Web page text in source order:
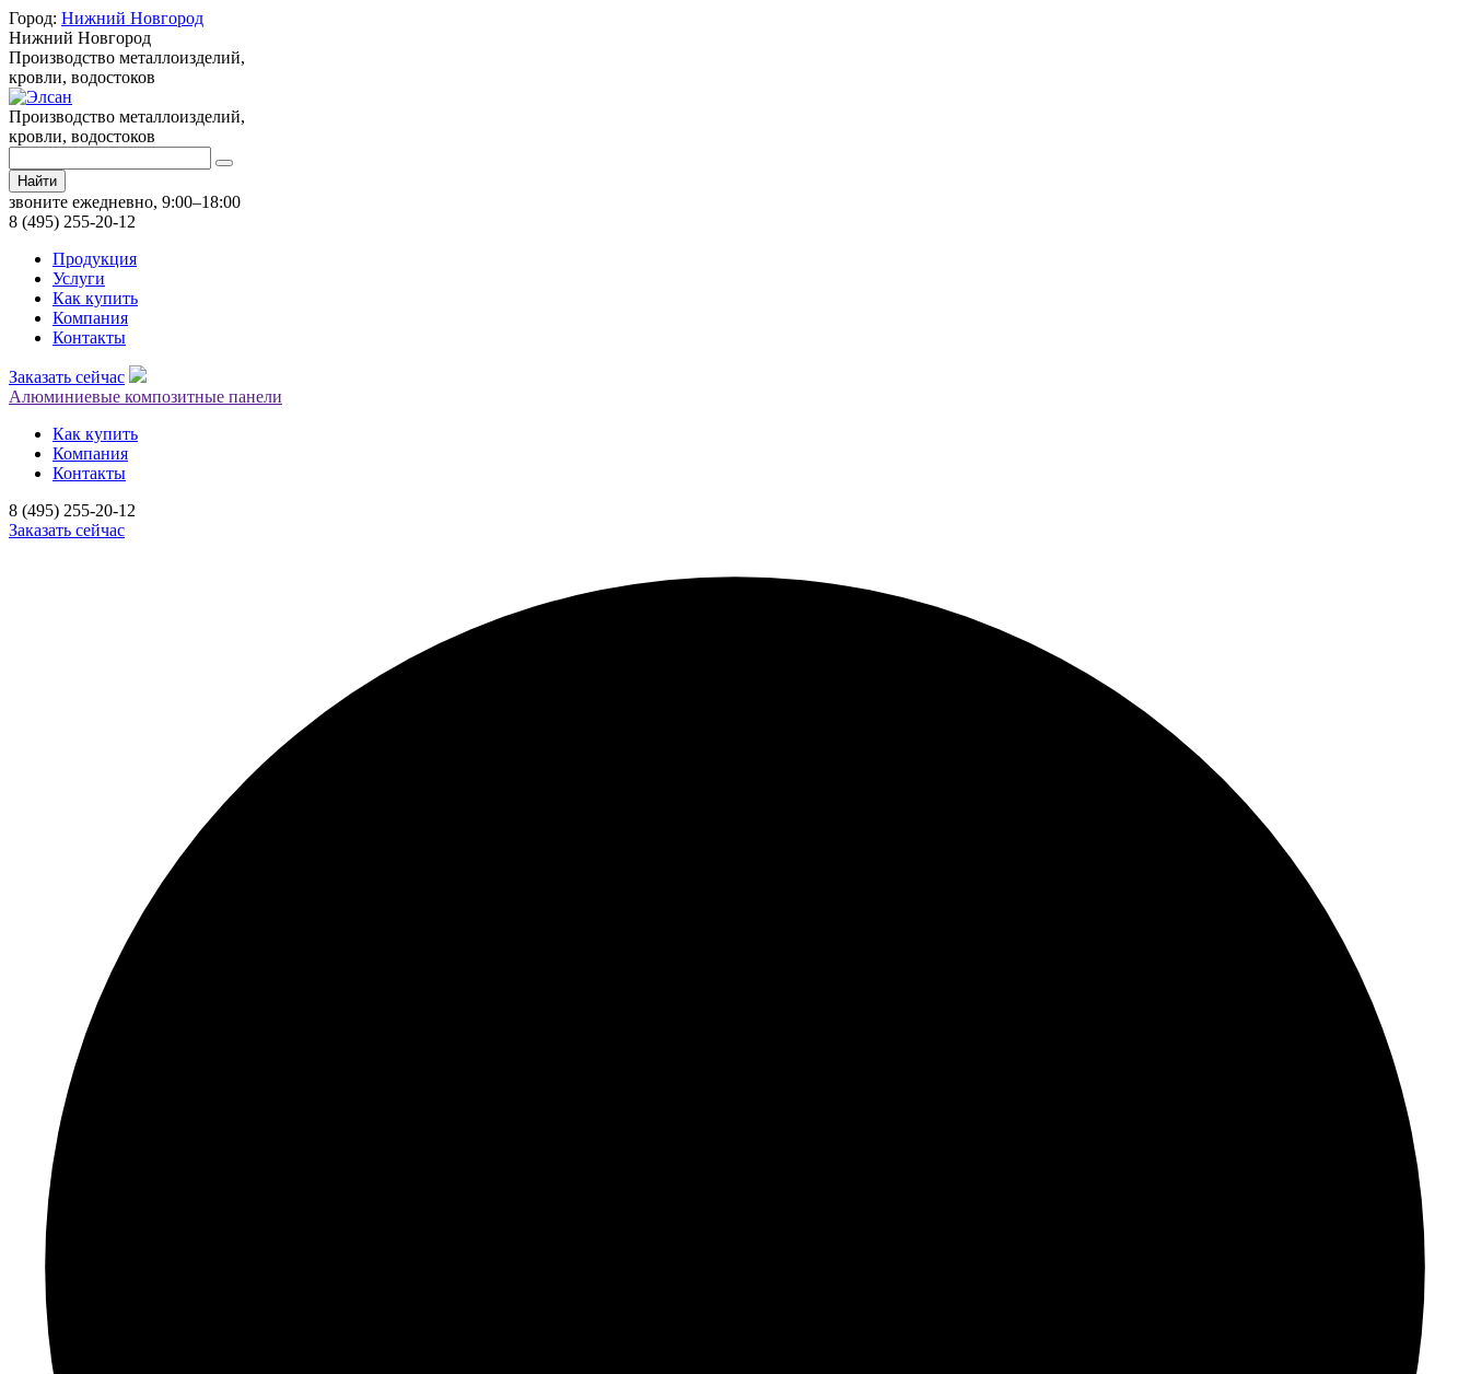
Город: Нижний Новгород
Нижний Новгород
Производство металлоизделий,
кровли, водостоков
Производство металлоизделий,
кровли, водостоков
Найти
звоните ежедневно, 9:00–18:00
8 (495) 255-20-12
Продукция
Услуги
Как купить
Компания
Контакты
Заказать сейчас
Алюминиевые композитные панели
Как купить
Компания
Контакты
8 (495) 255-20-12
Заказать сейчас